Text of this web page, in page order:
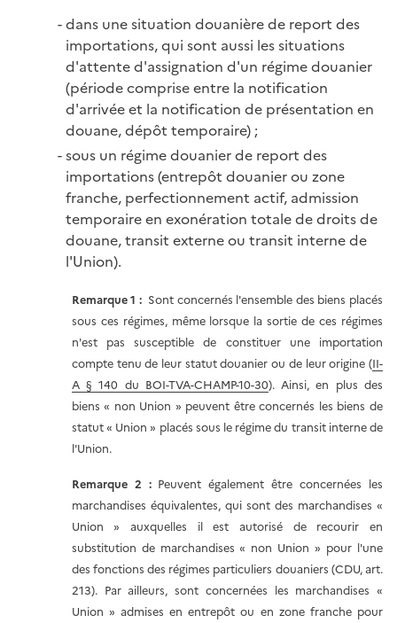
dans une situation douanière de report des
importations, qui sont aussi les situations
d'attente d'assignation d'un régime douanier
(période comprise entre la notification
d'arrivée et la notification de présentation en
douane, dépôt temporaire) ;
sous un régime douanier de report des
importations (entrepôt douanier ou zone
franche, perfectionnement actif, admission
temporaire en exonération totale de droits de
douane, transit externe ou transit interne de
l'Union).
Remarque 1 : Sont concernés l'ensemble des biens placés
sous ces régimes, même lorsque la sortie de ces régimes
n'est pas susceptible de constituer une importation
compte tenu de leur statut douanier ou de leur origine (II-
A § 140 du BOI-TVA-CHAMP-10-30). Ainsi, en plus des
biens « non Union » peuvent être concernés les biens de
statut « Union » placés sous le régime du transit interne de
l'Union.
Remarque 2 : Peuvent également être concernées les
marchandises équivalentes, qui sont des marchandises «
Union » auxquelles il est autorisé de recourir en
substitution de marchandises « non Union » pour l'une
des fonctions des régimes particuliers douaniers (CDU, art.
213). Par ailleurs, sont concernées les marchandises «
Union » admises en entrepôt ou en zone franche pour